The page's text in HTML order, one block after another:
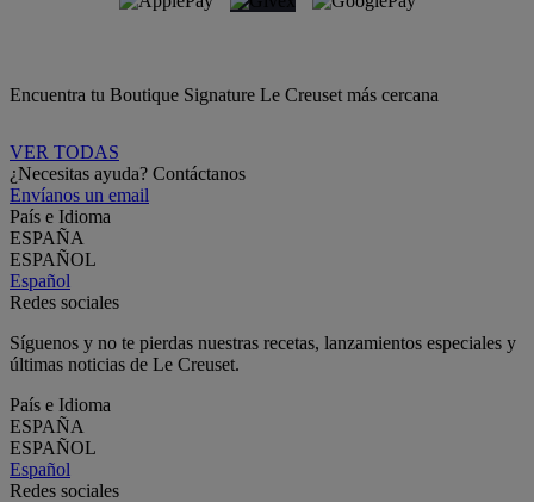
Encuentra tu Boutique Signature Le Creuset más cercana
VER TODAS
¿Necesitas ayuda? Contáctanos
Envíanos un email
País e Idioma
ESPAÑA
ESPAÑOL
Español
Redes sociales
Síguenos y no te pierdas nuestras recetas, lanzamientos especiales y
últimas noticias de Le Creuset.
País e Idioma
ESPAÑA
ESPAÑOL
Español
Redes sociales